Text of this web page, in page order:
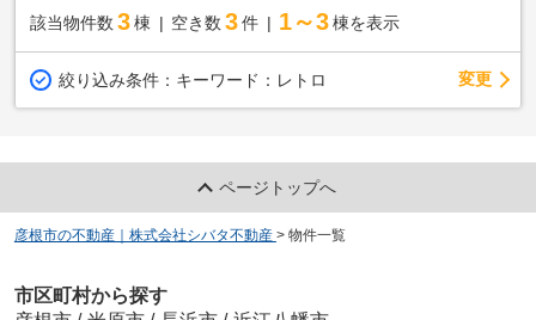
該当物件数 3棟 空き数 3 件 1～3 棟を表示
絞り込み条件： キーワード：レトロ 変更
ページトップへ
彦根市の不動産｜株式会社シバタ不動産 > 物件一覧
市区町村から探す